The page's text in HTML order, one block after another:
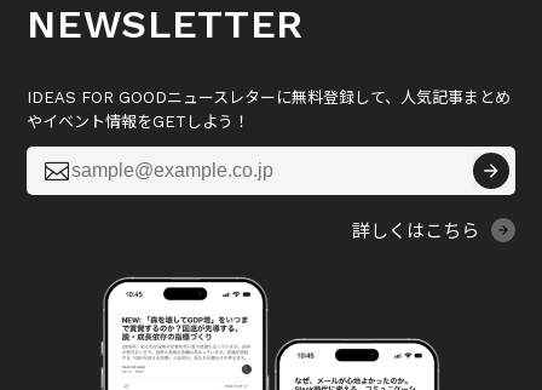
NEWSLETTER
IDEAS FOR GOODニュースレターに無料登録して、人気記事まとめ
やイベント情報をGETしよう！

詳しくはこちら